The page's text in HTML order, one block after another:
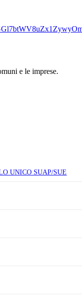
e le imprese.
UNICO SUAP/SUE